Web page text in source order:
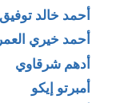
أحمد خالد توفيق
أحمد خيري
أدهم شرقاوي
أمبرتو إيكو